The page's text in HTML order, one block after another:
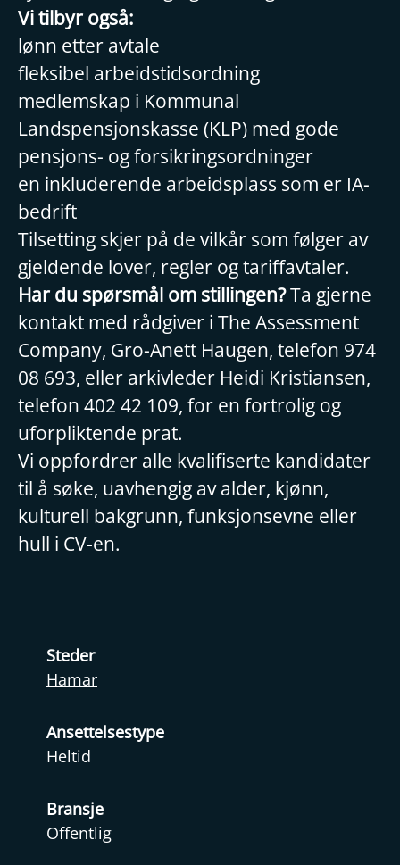
Vi tilbyr også:
lønn etter avtale
fleksibel arbeidstidsordning
medlemskap i Kommunal
Landspensjonskasse (KLP) med gode
pensjons- og forsikringsordninger
en inkluderende arbeidsplass som er IA-
bedrift
Tilsetting skjer på de vilkår som følger av
gjeldende lover, regler og tariffavtaler.
Har du spørsmål om stillingen?Ta gjerne
kontakt med rådgiver i The Assessment
Company, Gro-Anett Haugen, telefon 974
08 693, eller arkivleder Heidi Kristiansen,
telefon 402 42 109, for en fortrolig og
uforpliktende prat.
Vi oppfordrer alle kvalifiserte kandidater
til å søke, uavhengig av alder, kjønn,
kulturell bakgrunn, funksjonsevne eller
hull i CV-en.
Steder
Hamar
Ansettelsestype
Heltid
Bransje
Offentlig